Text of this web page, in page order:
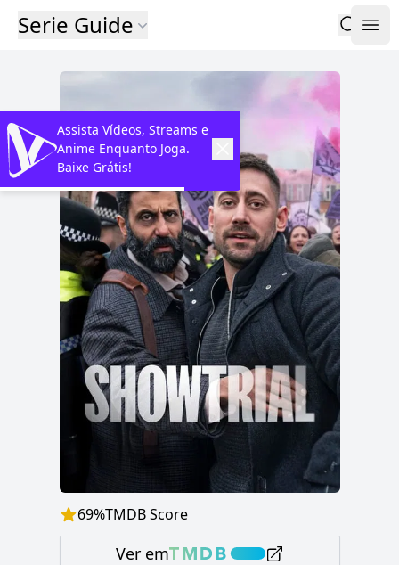
Serie Guide
69%TMDB Score
Ver em
Assista Vídeos, Streams e
Anime Enquanto Joga.
Baixe Grátis!